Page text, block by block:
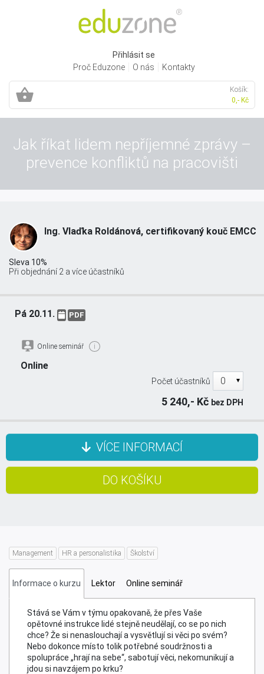
Přihlásit se
Proč Eduzone
O nás Kontakty
Košík:
0,- Kč
Jak říkat lidem nepříjemné zprávy –
prevence konfliktů na pracovišti
Ing. Vlaďka Roldánová, certifikovaný kouč EMCC
Sleva 10%
Při objednání 2 a více účastníků
Pá 20.11. PDF
Online seminář i
Online
Počet účastníků
5 240,- Kč bez DPH
VÍCE INFORMACÍ
prevence konfliktů na pracovišti
Management HR a personalistika Školství
Informace o kurzu Lektor Online seminář
Stává se Vám v týmu opakovaně, že přes Vaše
opětovné instrukce lidé stejně neudělají, co se po nich
chce? Že si nenaslouchají a vysvětlují si věci po svém?
Nebo dokonce místo tolik potřebné soudržnosti a
spolupráce „hrají na sebe“, sabotují věci, nekomunikují a
jdou si navzájem po krku?